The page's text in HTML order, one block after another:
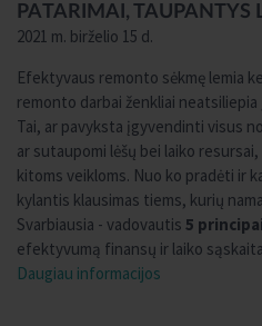
PATARIMAI, TAUPANTYS
2021 m. birželio 15 d.
Efektyvaus remonto sėkmę lemia
remonto darbai ženkliai
Tai, ar pavyksta įgyvendinti visus
ar sutaupomi lėšų bei laiko
kitoms veikloms. Nuo ko pradėti ir
kylantis klausimas tiems, kurių
Svarbiausia - vadovautis 5
efektyvumą finansų ir laiko
Daugiau informacijos